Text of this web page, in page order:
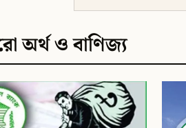
অর্থ ও বাণিজ্য